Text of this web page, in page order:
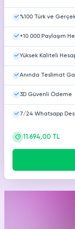
%100 Türk ve
+10.000 Paylaşım
Yüksek Kaliteli
Anında Teslimat
3D Güvenli Ödeme
7/24 Whatsapp
11.694,00 TL